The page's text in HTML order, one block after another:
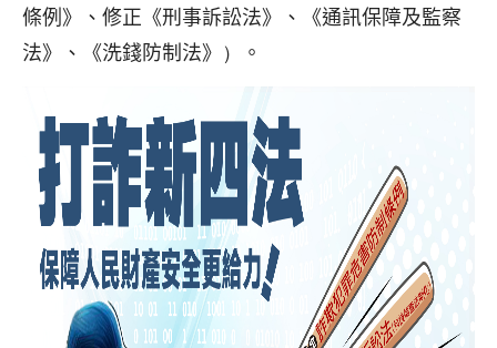
條例》、修正《刑事訴訟法》、《通訊保障及監察
法》、《洗錢防制法》）。